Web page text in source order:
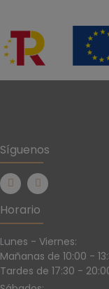
Síguenos
Horario
Lunes - Viernes:
Mañanas de 10:00 -
Tardes de 17:30 -